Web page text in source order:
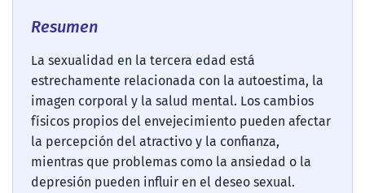
Resumen
La sexualidad en la tercera edad está
estrechamente relacionada con la autoestima, la
imagen corporal y la salud mental. Los cambios
físicos propios del envejecimiento pueden afectar
la percepción del atractivo y la confianza,
mientras que problemas como la ansiedad o la
depresión pueden influir en el deseo sexual.